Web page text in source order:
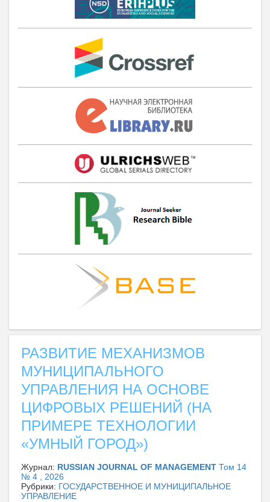
РАЗВИТИЕ МЕХАНИЗМОВ
МУНИЦИПАЛЬНОГО
УПРАВЛЕНИЯ НА ОСНОВЕ
ЦИФРОВЫХ РЕШЕНИЙ (НА
ПРИМЕРЕ ТЕХНОЛОГИИ
«УМНЫЙ ГОРОД»)
Журнал: RUSSIAN JOURNAL OF MANAGEMENT Том 14
№ 4 , 2026
Рубрики: ГОСУДАРСТВЕННОЕ И МУНИЦИПАЛЬНОЕ
УПРАВЛЕНИЕ